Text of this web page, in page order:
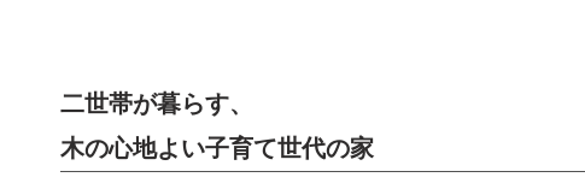
二世帯が暮らす、
木の心地よい子育て世代の家